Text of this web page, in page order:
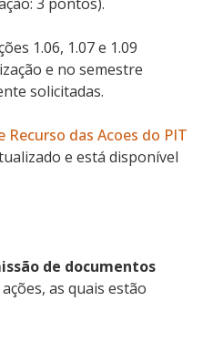
1.06, 1.07 e 1.09
e no semestre
solicitadas.
Recurso das Acoes do PIT
e está disponível
de documentos
as quais estão